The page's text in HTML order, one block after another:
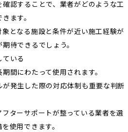
認することで、業者がどのような工
ます。
となる施設と条件が近い施工経験が
待できるでしょう。
いる
間にわたって使用されます。
発生した際の対応体制も重要な判断
ターサポートが整っている業者を選
使用できます。